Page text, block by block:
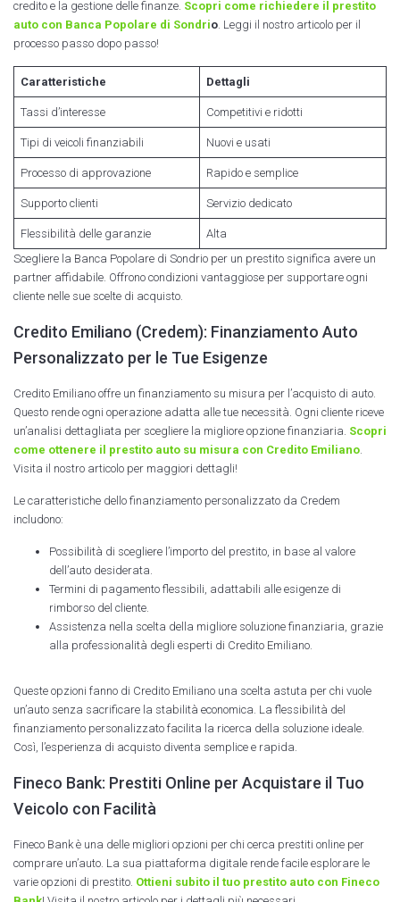
credito e la gestione delle finanze. Scopri come richiedere il prestito
auto con Banca Popolare di Sondrio . Leggi il nostro articolo per il
processo passo dopo passo!
Caratteristiche Dettagli
Tassi d’interesse Competitivi e ridotti
Tipi di veicoli finanziabili Nuovi e usati
Processo di approvazione Rapido e semplice
Supporto clienti Servizio dedicato
Flessibilità delle garanzie
Alta
Scegliere la Banca Popolare di Sondrio per un prestito significa avere un
partner affidabile. Offrono condizioni vantaggiose per supportare ogni
cliente nelle sue scelte di acquisto.
Credito Emiliano (Credem): Finanziamento Auto
Personalizzato per le Tue Esigenze
Credito Emiliano offre un finanziamento su misura per l’acquisto di auto.
Questo rende ogni operazione adatta alle tue necessità. Ogni cliente riceve
un’analisi dettagliata per scegliere la migliore opzione finanziaria. Scopri
come ottenere il prestito auto su misura con Credito Emiliano
Visita il nostro articolo per maggiori dettagli!
Le caratteristiche dello finanziamento personalizzato da Credem
includono:
Possibilità di scegliere l’importo del prestito, in base al valore
dell’auto desiderata.
Termini di pagamento flessibili, adattabili alle esigenze di
rimborso del cliente.
Assistenza nella scelta della migliore soluzione finanziaria, grazie
alla professionalità degli esperti di Credito Emiliano.
Queste opzioni fanno di Credito Emiliano una scelta astuta per chi vuole
un’auto senza sacrificare la stabilità economica. La flessibilità del
finanziamento personalizzato facilita la ricerca della soluzione ideale.
Così, l’esperienza di acquisto diventa semplice e rapida.
Fineco Bank: Prestiti Online per Acquistare il Tuo
Veicolo con Facilità
Fineco Bank è una delle migliori opzioni per chi cerca prestiti online per
comprare un’auto. La sua piattaforma digitale rende facile esplorare le
varie opzioni di prestito. Ottieni subito il tuo prestito auto con Fineco